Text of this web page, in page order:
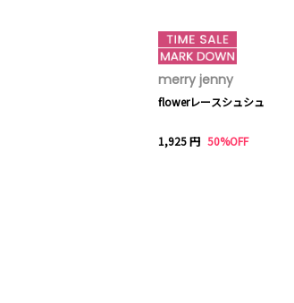
merry jenny
flowerレースシュシュ
1,925 円 50%OFF